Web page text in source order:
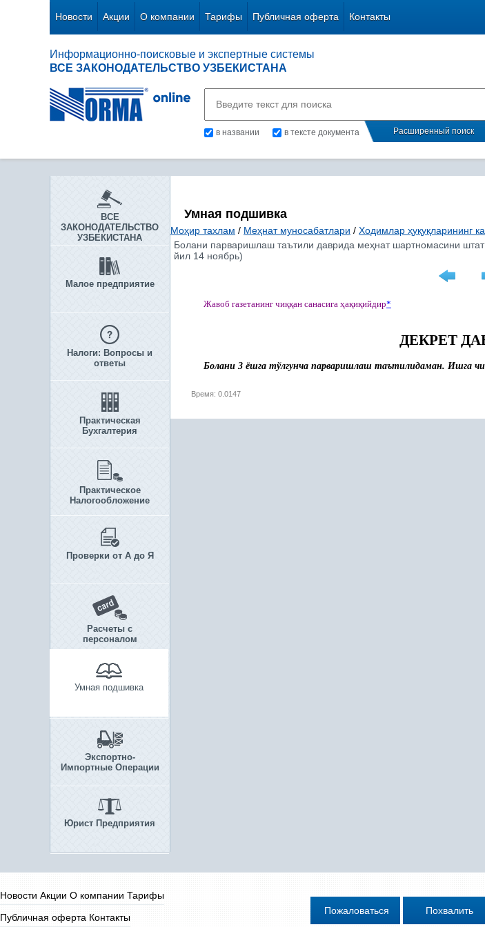
Новости Акции О компании Тарифы Публичная оферта Контакты
Информационно-поисковые и экспертные системы
ВСЕ ЗАКОНОДАТЕЛЬСТВО УЗБЕКИСТАНА
в названии в тексте документа Расширенный поиск
ВСЕ
ЗАКОНОДАТЕЛЬСТВО
УЗБЕКИСТАНА
Малое предприятие
Налоги: Вопросы и
ответы
Практическая
Бухгалтерия
Практическое
Налогообложение
Проверки от А до Я
Расчеты с
персоналом
Умная подшивка
Экспортно-
Импортные Операции
Юрист Предприятия
Умная подшивка
Моҳир тахлам / Меҳнат муносабатлари / Ходимлар ҳуқуқларининг
Болани парваришлаш таътили даврида меҳнат шартномасини
йил 14 ноябрь)
Жавоб газетанинг чиққан санасига ҳақиқийдир*
ДЕКРЕТ
Болани 3 ёшга тўлгунча парваришлаш таътилидаман. Ишга чи
Время: 0.0147
Новости Акции О компании Тарифы
Публичная оферта Контакты